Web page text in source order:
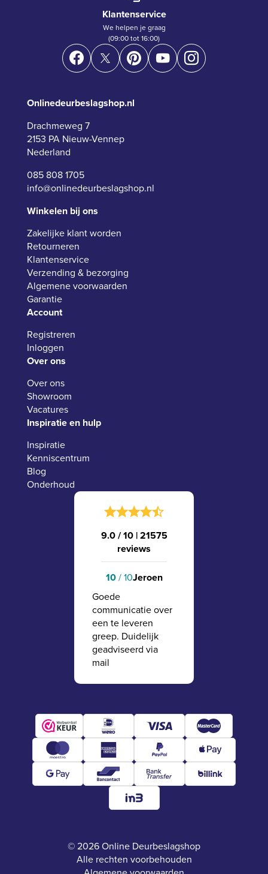
Klantenservice
We helpen je graag
(09:00 tot 16:00)
Onlinedeurbeslagshop.nl
Drachmeweg 7
2153 PA Nieuw-Vennep
Nederland
085 808 1705
info@onlinedeurbeslagshop.nl
Winkelen bij ons
Zakelijke klant worden
Retourneren
Klantenservice
Verzending & bezorging
Algemene voorwaarden
Garantie
Account
Registreren
Inloggen
Over ons
Over ons
Showroom
Vacatures
Inspiratie en hulp
Inspiratie
Kenniscentrum
Blog
Onderhoud
9.0 / 10 |21575
reviews
10/ 10Jeroen
Goede
communicatie over
een te leveren
greep. Duidelijk
geadviseerd via
mail
© 2026 Online Deurbeslagshop
Alle rechten voorbehouden